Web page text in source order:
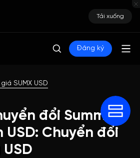
Tải xuống
Đăng ký
giá SUMX USD
đổi Summer
USD: Chuyển đổi